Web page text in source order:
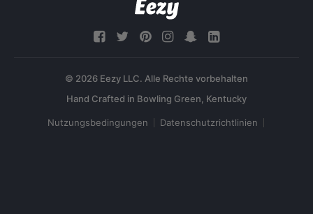
© 2026 Eezy LLC. Alle Rechte vorbehalten
Nutzungsbedingungen Datenschutzrichtlinien